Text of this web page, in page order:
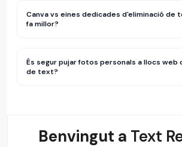
Canva vs eines dedicades d'eliminació de
fa millor?
És segur pujar fotos personals a llocs web
de text?
Benvingut a Text